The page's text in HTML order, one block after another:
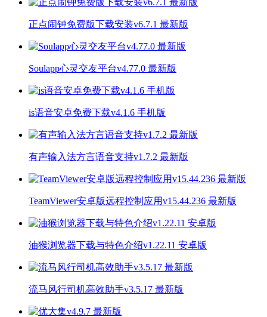
正点闹钟免费版下载安装v6.7.1 最新版
Soulapp心灵交友平台v4.77.0 最新版
is语音安卓免费下载v4.1.6 手机版
有声输入法方言语音支持v1.7.2 最新版
TeamViewer安卓版远程控制应用v15.44.236 最新版
油猴浏览器下载与特色介绍v1.22.11 安卓版
流马风行司机高效助手v3.5.17 最新版